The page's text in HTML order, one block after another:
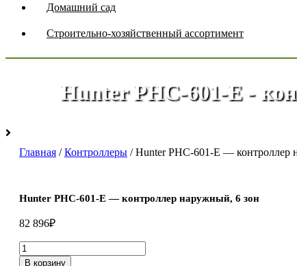
Домашний сад
Строительно-хозяйственный ассортимент
Hunter PHC-601-E -
Главная /Контроллеры / Hunter PHC-601-E — контроллер
Hunter PHC-601-E — контроллер наружный, 6 зон
82 896₽
Количество
товара
В корзину